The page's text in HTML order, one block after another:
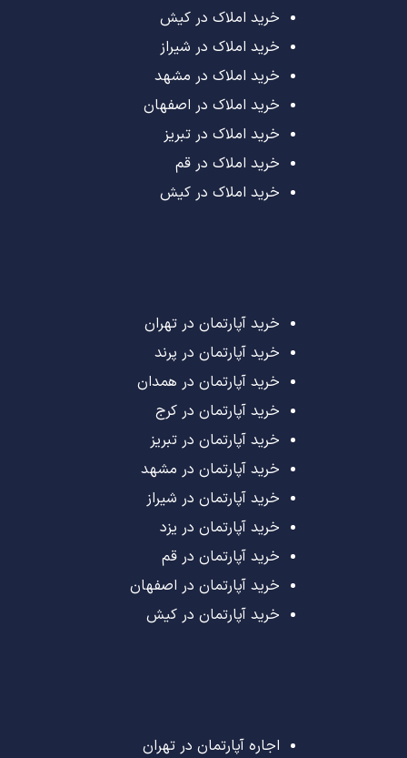
خرید املاک در کیش
خرید املاک در شیراز
خرید املاک در مشهد
خرید املاک در اصفهان
خرید املاک در تبریز
خرید املاک در قم
خرید املاک در کیش
خرید آپارتمان در تهران
خرید آپارتمان در پرند
خرید آپارتمان در همدان
خرید آپارتمان در کرج
خرید آپارتمان در تبریز
خرید آپارتمان در مشهد
خرید آپارتمان در شیراز
خرید آپارتمان در یزد
خرید آپارتمان در قم
خرید آپارتمان در اصفهان
خرید آپارتمان در کیش
اجاره آپارتمان در تهران